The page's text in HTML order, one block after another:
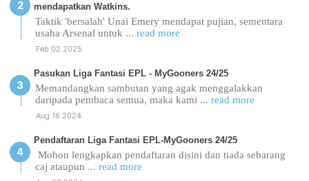
mendapatkan Watkins.
Taktik 'bersalah' Unai Emery mendapat pujian, sementara
usaha Arsenal untuk ... read more
Feb 02 2025
Pasukan Liga Fantasi EPL - MyGooners 24/25
Memandangkan sambutan yang agak menggalakkan
daripada pembaca semua, maka kami ... read more
Aug 16 2024
Pendaftaran Liga Fantasi EPL-MyGooners 24/25
Mohon lengkapkan pendaftaran disini dan tiada sebarang
caj ataupun ... read more